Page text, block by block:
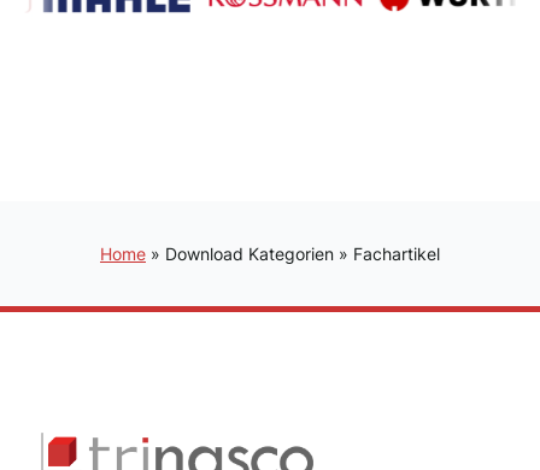
Home » Download Kategorien » Fachartikel